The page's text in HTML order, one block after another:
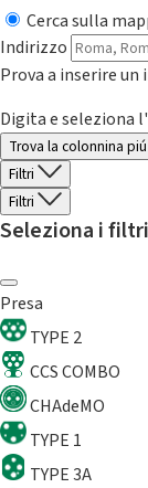
Cerca sulla
Indirizzo
Prova a inserire un
Digita e seleziona
Trova la colonnina
Filtri
Filtri
Seleziona i filtri
Presa
TYPE 2
CCS COMBO
CHAdeMO
TYPE 1
TYPE 3A